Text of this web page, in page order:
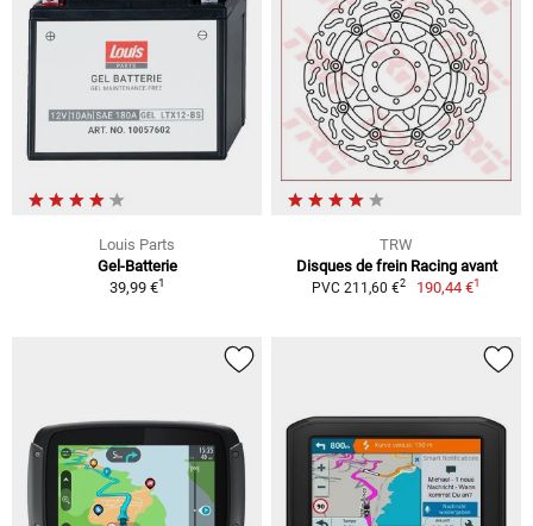
Louis Parts
Gel-Batterie
39,99 €1
TRW
Disques de frein Racing avant
PVC 211,60 €2 190,44 €1